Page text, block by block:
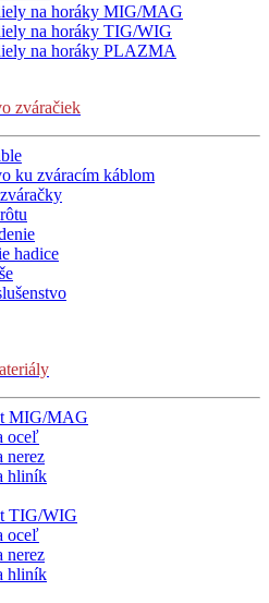
na horáky MIG/MAG
na horáky TIG/WIG
na horáky PLAZMA
zváračiek
ku zváracím káblom
hadice
MIG/MAG
oceľ
nerez
hliník
TIG/WIG
oceľ
nerez
hliník